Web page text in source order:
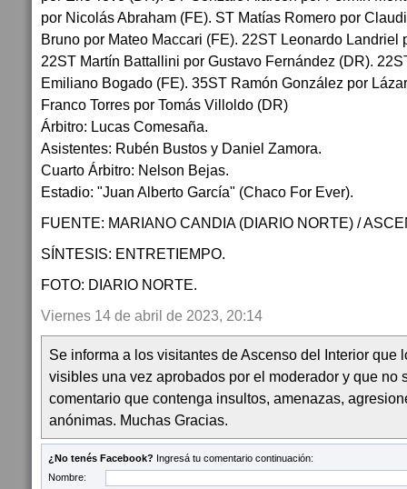
por Nicolás Abraham (FE). ST Matías Romero por
Bruno por Mateo Maccari (FE). 22ST Leonardo Landriel
22ST Martín Battallini por Gustavo Fernández (DR).
Emiliano Bogado (FE). 35ST Ramón González por
Franco Torres por Tomás Villoldo (DR)
Árbitro: Lucas Comesaña.
Asistentes: Rubén Bustos y Daniel Zamora.
Cuarto Árbitro: Nelson Bejas.
Estadio: "Juan Alberto García" (Chaco For Ever).
FUENTE: MARIANO CANDIA (DIARIO NORTE) /
SÍNTESIS: ENTRETIEMPO.
FOTO: DIARIO NORTE.
Viernes 14 de abril de 2023, 20:14
Se informa a los visitantes de Ascenso del Interior que
visibles una vez aprobados por el moderador y que no
comentario que contenga insultos, amenazas,
anónimas. Muchas Gracias.
¿No tenés Facebook? Ingresá tu comentario continuación:
Nombre: